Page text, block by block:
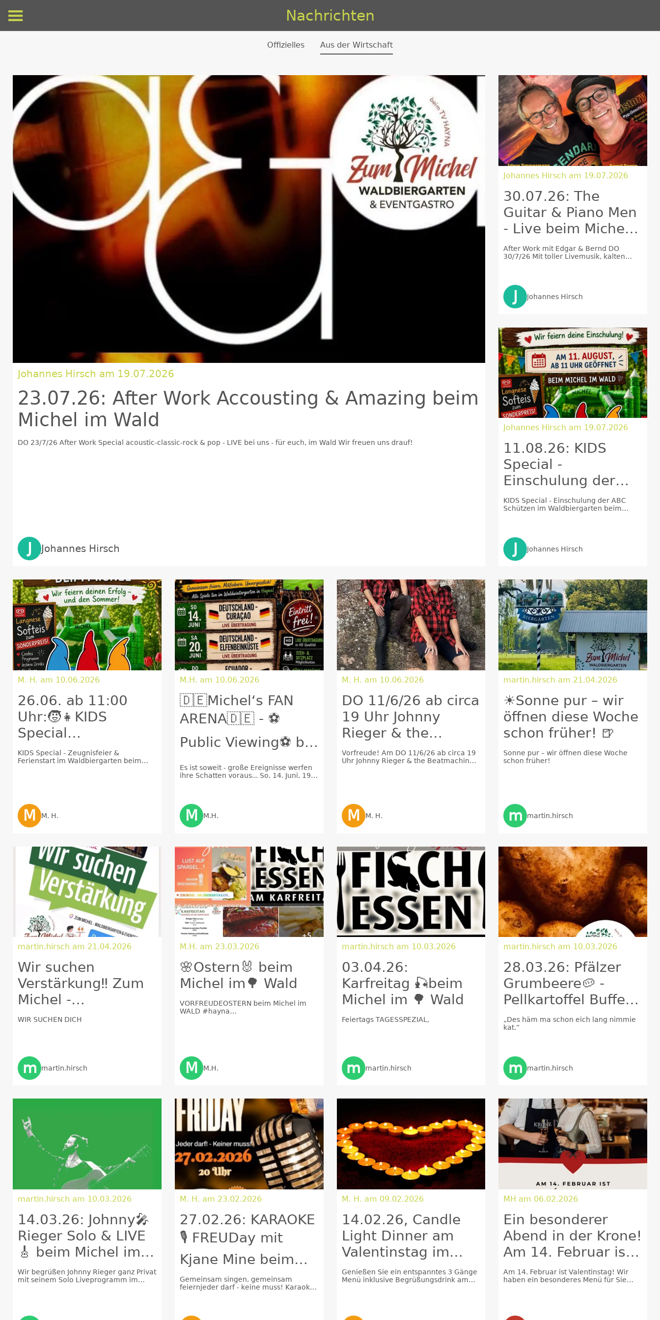
Nachrichten
Offizielles Aus der Wirtschaft
Johannes Hirsch am 19.07.2026
23.07.26: After Work Accousting & Amazing beim
Michel im Wald
DO 23/7/26 After Work Special acoustic-classic-rock & pop - LIVE bei uns - für euch, im Wald Wir freuen uns drauf!
J Johannes Hirsch
Johannes Hirsch am 19.07.2026
30.07.26: The
Guitar & Piano Men
- Live beim Michel
im Wald
After Work mit Edgar & Bernd DO
30/7/26 Mit toller Livemusik, kalten
J Johannes Hirsch
Johannes Hirsch am 19.07.2026
11.08.26: KIDS
Special -
Einschulung der
ABC Schützen im
Waldbiergarten
KIDS Special - Einschulung der ABC
Schützen im Waldbiergarten beim
J Johannes Hirsch
M. H. am 10.06.2026
26.06. ab 11:00
Uhr:🧒👧KIDS
Special
Zeugnisfeier im
Waldbiergarten🌳
KIDS Special - Zeugnisfeier &
Ferienstart im Waldbiergarten beim
M M. H.
M.H. am 10.06.2026
🇩🇪Michel‘s FAN
ARENA🇩🇪 - ⚽️
Public Viewing⚽️ bei
Michel im
Waldbiergarten
Es ist soweit - große Ereignisse werfen
ihre Schatten voraus... So. 14. Juni, 19
M M.H.
M. H. am 10.06.2026
DO 11/6/26 ab circa
19 Uhr Johnny
Rieger & the
Beatmachine Live
beim Michel im🌳
Vorfreude! Am DO 11/6/26 ab circa 19
Uhr Johnny Rieger & the Beatmachine
M M. H.
martin.hirsch am 21.04.2026
☀️Sonne pur – wir
öffnen diese Woche
schon früher! 🍺
Sonne pur – wir öffnen diese Woche
schon früher!
m martin.hirsch
martin.hirsch am 21.04.2026
Wir suchen
Verstärkung‼️ Zum
Michel -
Waldbiergarten &
WIR SUCHEN DICH
m martin.hirsch
M.H. am 23.03.2026
🌸Ostern🐰 beim
Michel im🌳 Wald
VORFREUDEOSTERN beim Michel im
WALD #hayna
M M.H.
martin.hirsch am 10.03.2026
03.04.26:
Karfreitag 🎣beim
Michel im 🌳 Wald
Feiertags TAGESSPEZIAL,
m martin.hirsch
martin.hirsch am 10.03.2026
28.03.26: Pfälzer
Grumbeere🥔 -
Pellkartoffel Buffet -
all you can eat
beim Michel im 🌲
„Des häm ma schon eich lang nimmie
kat.“
m martin.hirsch
martin.hirsch am 10.03.2026
14.03.26: Johnny🎤
Rieger Solo & LIVE
🎸 beim Michel im
Wald
Wir begrüßen Johnny Rieger ganz Privat
mit seinem Solo Liveprogramm im
M. H. am 23.02.2026
27.02.26: KARAOKE
🎙️ FREUDay mit
Kjane Mine beim
Michel im🌳Wald
Gemeinsam singen, gemeinsam
feiernjeder darf - keine muss! Karaoke
M. H. am 09.02.2026
14.02.26, Candle
Light Dinner am
Valentinstag im
Duwakschopp
Genießen Sie ein entspanntes 3 Gänge
Menü inklusive Begrüßungsdrink am
MH am 06.02.2026
Ein besonderer
Abend in der Krone!
Am 14. Februar ist
Valentinstag!
Am 14. Februar ist Valentinstag! Wir
haben ein besonderes Menü für Sie